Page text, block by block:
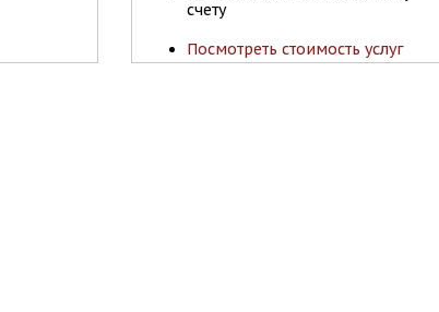
счету
Посмотреть стоимость услуг